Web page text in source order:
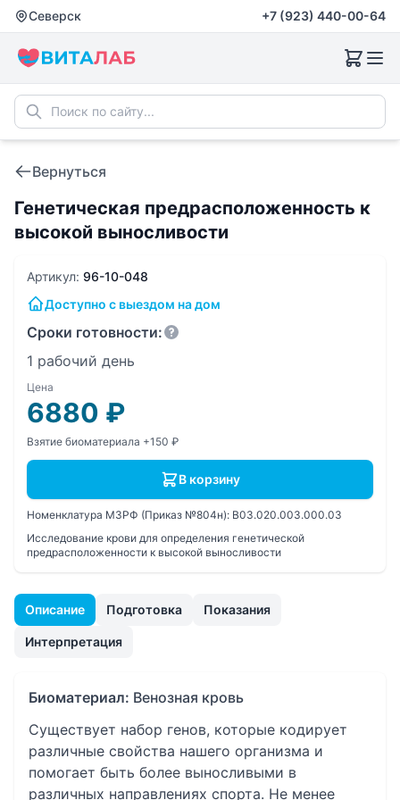
Северск +7 (923) 440-00-64
Вернуться
Генетическая предрасположенность к
высокой выносливости
Описание Подготовка Показания
Интерпретация
Биоматериал: Венозная кровь
Существует набор генов, которые кодирует
различные свойства нашего организма и
помогает быть более выносливыми в
различных направлениях спорта. Не менее
Артикул: 96-10-048
Доступно с выездом на дом
Сроки готовности:
1 рабочий день
Цена
6880 ₽
Взятие биоматериала +150 ₽
В корзину
Номенклатура МЗРФ (Приказ №804н): B03.020.003.000.03
Исследование крови для определения генетической
предрасположенности к высокой выносливости